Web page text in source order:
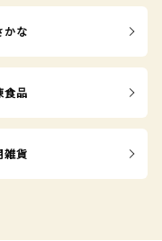
かな
食品
雑貨